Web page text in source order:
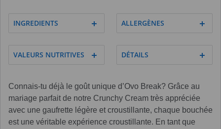
INGREDIENTS ALLERGÈNES
VALEURS NUTRITIVES DÉTAILS
Connais-tu déjà le goût unique d’Ovo Break? Grâce au
mariage parfait de notre Crunchy Cream très appréciée
avec une gaufrette légère et croustillante, chaque bouchée
est une véritable expérience croustillante. En tant que